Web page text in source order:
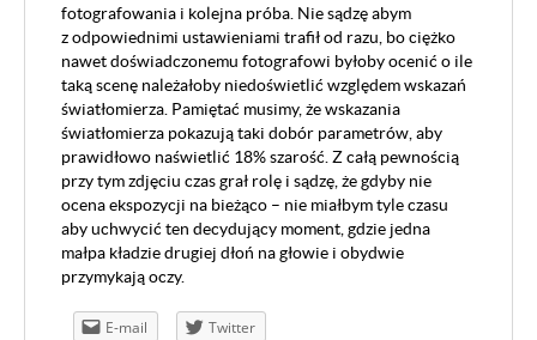
fotografowania i kolejna próba. Nie sądzę abym
z odpowiednimi ustawieniami trafił od razu, bo ciężko
nawet doświadczonemu fotografowi byłoby ocenić o ile
taką scenę należałoby niedoświetlić względem wskazań
światłomierza. Pamiętać musimy, że wskazania
światłomierza pokazują taki dobór parametrów, aby
prawidłowo naświetlić 18% szarość. Z całą pewnością
przy tym zdjęciu czas grał rolę i sądzę, że gdyby nie
ocena ekspozycji na bieżąco – nie miałbym tyle czasu
aby uchwycić ten decydujący moment, gdzie jedna
małpa kładzie drugiej dłoń na głowie i obydwie
przymykają oczy.
E-mail Twitter
Przepis na zdjęcie – Papuga